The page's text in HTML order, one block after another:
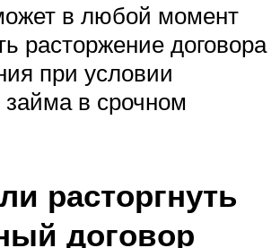
в любой момент
расторжение договора
при условии
в срочном
расторгнуть
договор